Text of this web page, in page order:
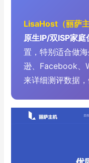
LisaHost（丽萨主
原生IP/双ISP家庭
置，特别适合做
逊、Facebook、
来详细测评数据，